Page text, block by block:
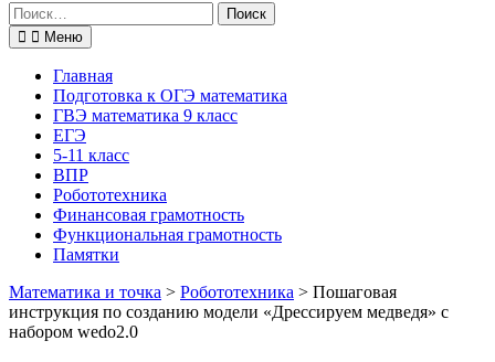
Поиск
по:
Меню
Главная
Подготовка к ОГЭ математика
ГВЭ математика 9 класс
ЕГЭ
5-11 класс
ВПР
Робототехника
Финансовая грамотность
Функциональная грамотность
Памятки
Математика и точка > Робототехника > Пошаговая
инструкция по созданию модели «Дрессируем медведя» с
набором wedo2.0